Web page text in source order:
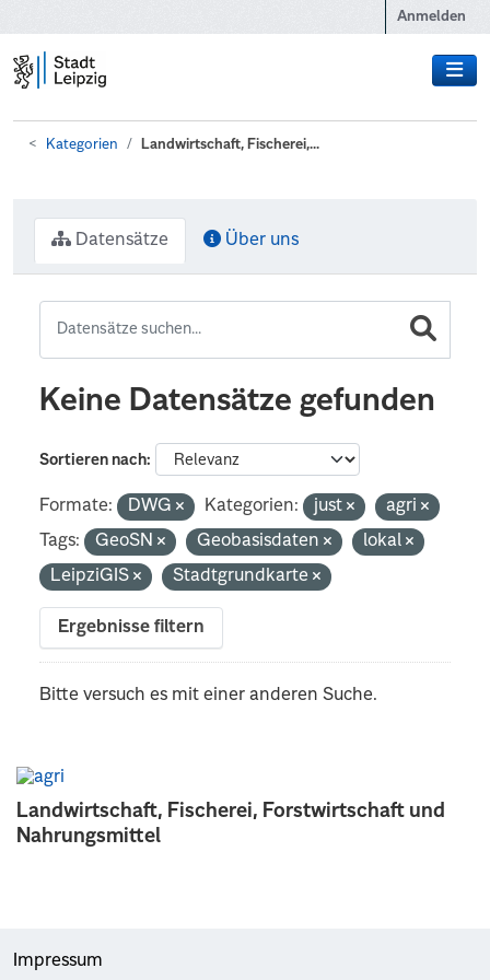
Anmelden
Kategorien Landwirtschaft, Fischerei,...
Landwirtschaft, Fischerei, Forstwirtschaft und
Nahrungsmittel
Datensätze Über uns
Keine Datensätze gefunden
Sortieren nach
Formate: DWG Kategorien: just
agri
Tags:
GeoSN Geobasisdaten
lokal
LeipziGIS
Stadtgrundkarte
Ergebnisse filtern
Bitte versuch es mit einer anderen Suche.
Impressum